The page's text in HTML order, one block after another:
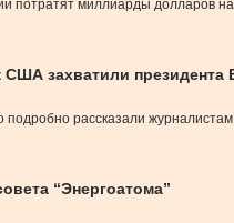
миллиарды долларов
США захватили
рассказали
“Энергоатома”